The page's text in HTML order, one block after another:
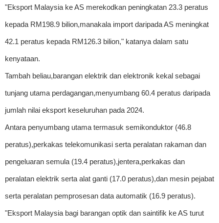
"Eksport Malaysia ke AS merekodkan peningkatan 23.3 peratus
kepada RM198.9 bilion,manakala import daripada AS meningkat
42.1 peratus kepada RM126.3 bilion," katanya dalam satu
kenyataan.
Tambah beliau,barangan elektrik dan elektronik kekal sebagai
tunjang utama perdagangan,menyumbang 60.4 peratus daripada
jumlah nilai eksport keseluruhan pada 2024.
Antara penyumbang utama termasuk semikonduktor (46.8
peratus),perkakas telekomunikasi serta peralatan rakaman dan
pengeluaran semula (19.4 peratus),jentera,perkakas dan
peralatan elektrik serta alat ganti (17.0 peratus),dan mesin pejabat
serta peralatan pemprosesan data automatik (16.9 peratus).
"Eksport Malaysia bagi barangan optik dan saintifik ke AS turut